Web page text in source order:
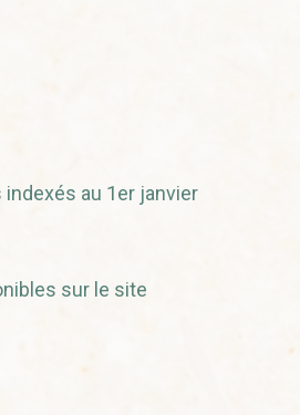
au 1er janvier
sur le site